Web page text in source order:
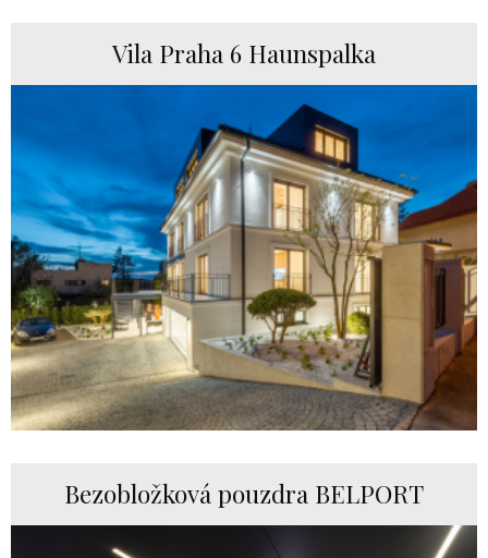
Vila Praha 6 Haunspalka
Bezobložková pouzdra BELPORT